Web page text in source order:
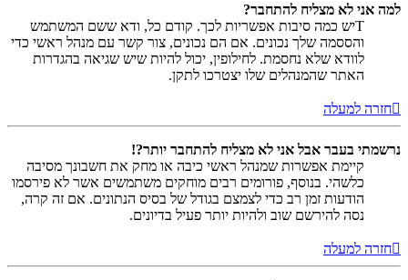
למה אני לא מצליח להתחבר?
Tיש כמה סיבות אפשריות לכך. קודם כל, ודא ששם המשתמש
והססמה שלך נכונים. אם הם נכונים, צור קשר עם מנהל ראשי כדי
לוודא שלא נחסמת. לחילופין, יכול להיות שיש שגיאה בהגדרות
האתר שהמנהלים שלו יצטרכו לתקן.
חזרה למעלה
נרשמתי בעבר אבל אני לא מצליח להתחבר יותר?!
קיימת אפשרות שמנהל ראשי כיבה או מחק את חשבונך מסיבה
כלשהי. בנוסף, פורומים רבים מוחקים משתמשים אשר לא פירסמו
הודעות זמן רב כדי לצמצם בגודל של בסיס הנתונים. אם זה קרה,
נסה להירשם שוב ולהיות יותר פעיל בדיונים.
חזרה למעלה